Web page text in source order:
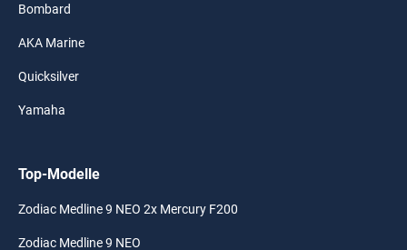
Bombard
AKA Marine
Quicksilver
Yamaha
Top-Modelle
Zodiac Medline 9 NEO 2x Mercury F200
Zodiac Medline 9 NEO